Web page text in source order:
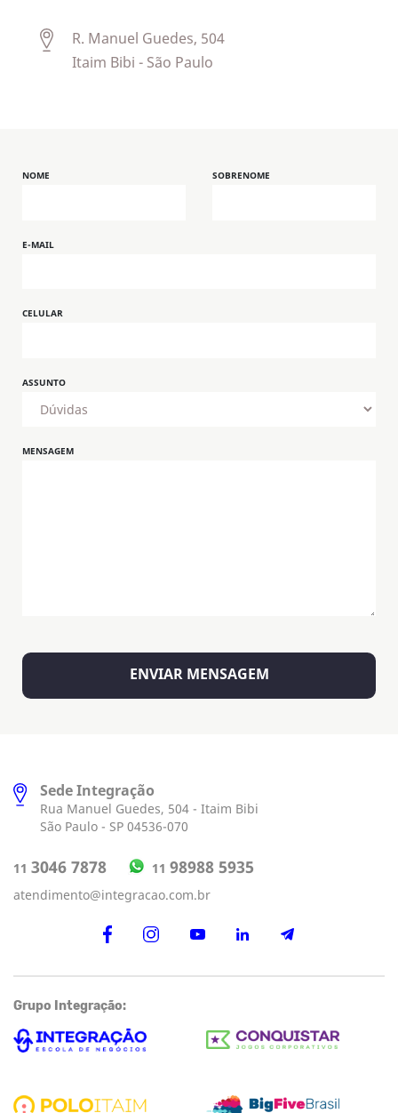
R. Manuel Guedes, 504
Itaim Bibi - São Paulo
NOME SOBRENOME
E-MAIL
CELULAR
ASSUNTO
MENSAGEM
Sede Integração
Rua Manuel Guedes, 504 - Itaim Bibi
São Paulo - SP 04536-070
11 3046 7878 11 98988 5935
atendimento@integracao.com.br
Grupo Integração: